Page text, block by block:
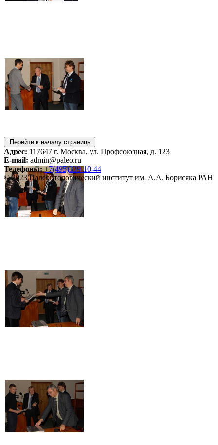
Перейти к началу страницы
Адрес: 117647 г. Москва, ул. Профсоюзная, д. 123
E-mail: admin@paleo.ru
Телефоны: +7(495)339-10-44
© 2023 Палеонтологический институт им. А.А. Борисяка РАН